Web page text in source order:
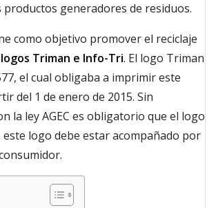
generadores de residuos.
como objetivo promover el reciclaje
logos Triman e Info-Tri. El logo Triman
el cual obligaba a imprimir este
del 1 de enero de 2015. Sin
la ley AGEC es obligatorio que el logo
logo debe estar acompañado por